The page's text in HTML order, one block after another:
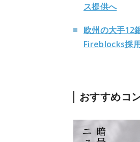
ス提供へ
欧州の大手12
Fireblocks採
おすすめコ